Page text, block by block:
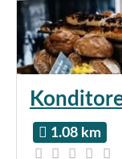
1.08 km